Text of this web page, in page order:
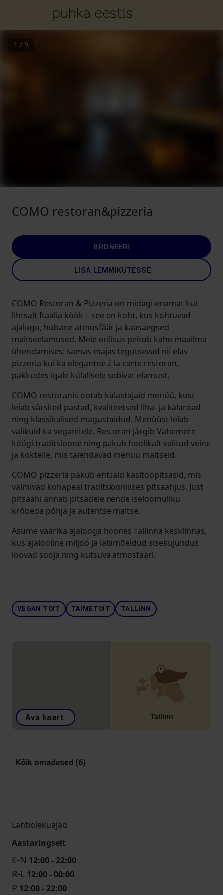
1 / 9
COMO restoran&pizzeria
BRONEERI
LISA LEMMIKUTESSE
COMO Restoran & Pizzeria on midagi enamat kui
lihtsalt Itaalia köök – see on koht, kus kohtuvad
ajalugu, hubane atmosfäär ja kaasaegsed
maitseelamused. Meie erilisus peitub kahe maailma
ühendamises: samas majas tegutsevad nii elav
pizzeria kui ka elegantne à la carte restoran,
pakkudes igale külalisele sobivat elamust.
COMO restoranis ootab külastajaid menüü, kust
leiab värsked pastad, kvaliteetsed liha- ja kalaroad
ning klassikalised magustoidud. Menüüst leiab
valikuid ka veganitele. Restoran järgib Vahemere
köögi traditsioone ning pakub hoolikalt valitud veine
ja kokteile, mis täiendavad menüü maitseid.
COMO pizzeria pakub ehtsaid käsitööpitsasid, mis
valmivad kohapeal traditsioonilises pitsaahjus. Just
pitsaahi annab pitsadele nende iseloomuliku
krõbeda põhja ja autentse maitse.
Asume väärika ajalooga hoones Tallinna kesklinnas,
kus ajalooline miljöö ja läbimõeldud sisekujundus
loovad sooja ning kutsuva atmosfääri.
VEGAN TOIT TAIMETOIT TALLINN
Ava kaart Tallinn
Kõik omadused (6)
Lahtiolekuajad
Aastaringselt
E-N 12:00 - 22:00
R-L 12:00 - 00:00
P 12:00 - 22:00